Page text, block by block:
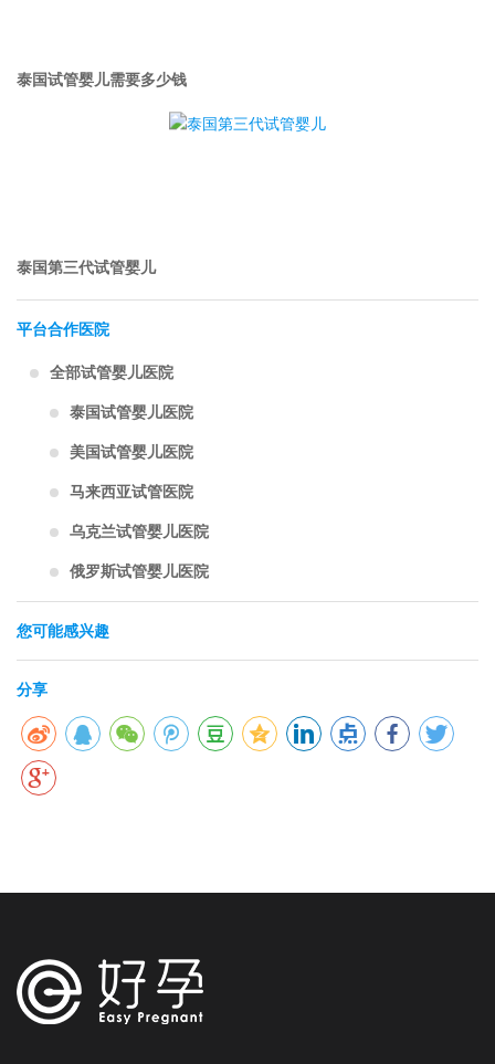
泰国试管婴儿需要多少钱
泰国第三代试管婴儿
平台合作医院
全部试管婴儿医院
泰国试管婴儿医院
美国试管婴儿医院
马来西亚试管医院
乌克兰试管婴儿医院
俄罗斯试管婴儿医院
您可能感兴趣
分享